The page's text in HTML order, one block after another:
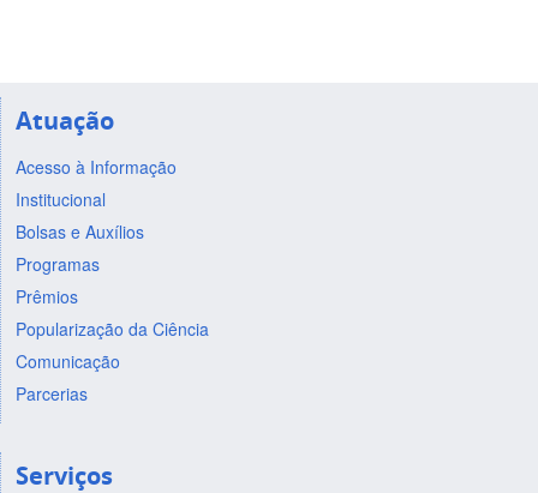
Atuação
Acesso à Informação
Institucional
Bolsas e Auxílios
Programas
Prêmios
Popularização da Ciência
Comunicação
Parcerias
Serviços